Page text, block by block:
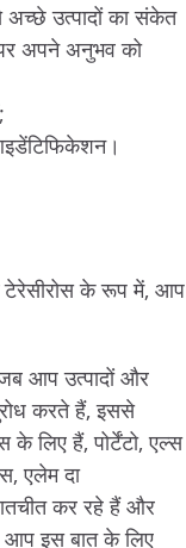
अच्छे उत्पादों का संकेत
पर अपने अनुभव को
टेरेसीरोस के रूप में, आप
आप उत्पादों और
करते हैं, इससे
लिए हैं, पोर्टेंटो, एल्स
एलेम दा
कर रहे हैं और
आप इस बात के लिए